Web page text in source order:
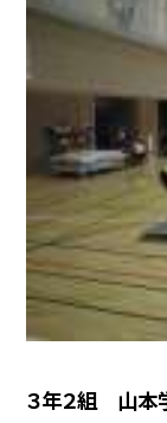
３年２組 山本